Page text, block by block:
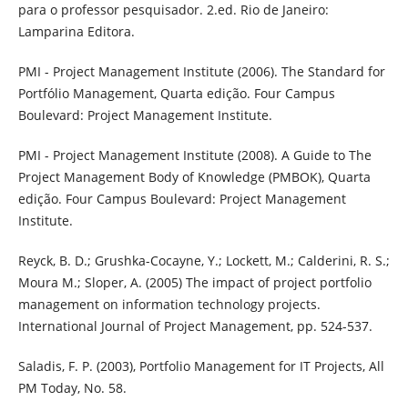
para o professor pesquisador. 2.ed. Rio de Janeiro:
Lamparina Editora.
PMI - Project Management Institute (2006). The Standard for
Portfólio Management, Quarta edição. Four Campus
Boulevard: Project Management Institute.
PMI - Project Management Institute (2008). A Guide to The
Project Management Body of Knowledge (PMBOK), Quarta
edição. Four Campus Boulevard: Project Management
Institute.
Reyck, B. D.; Grushka-Cocayne, Y.; Lockett, M.; Calderini, R. S.;
Moura M.; Sloper, A. (2005) The impact of project portfolio
management on information technology projects.
International Journal of Project Management, pp. 524-537.
Saladis, F. P. (2003), Portfolio Management for IT Projects, All
PM Today, No. 58.